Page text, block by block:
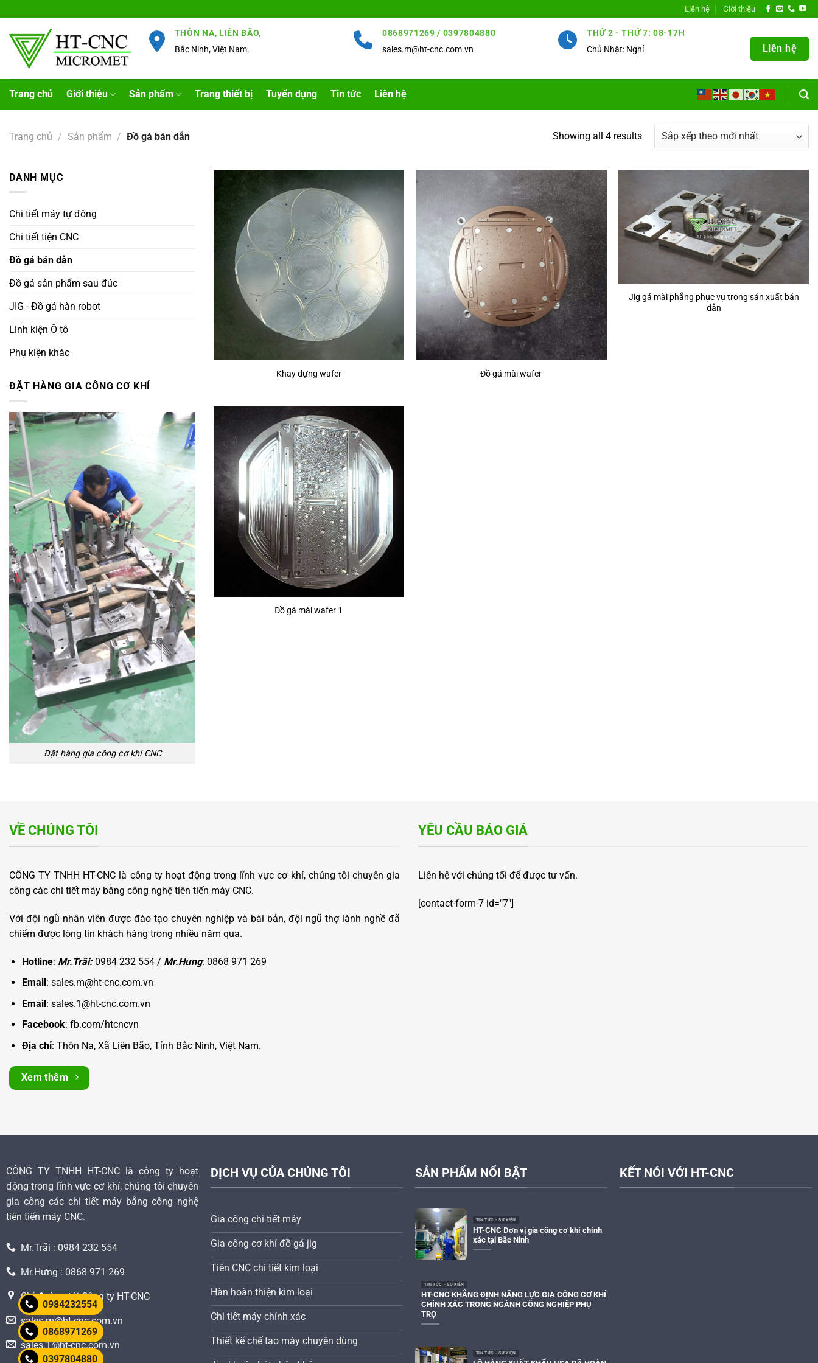
đến
nội
dung
Liên hệ Giới thiệu
THÔN NA, LIÊN BÃO,
Bắc Ninh, Việt Nam.
0868971269 / 0397804880
sales.m@ht-cnc.com.vn
THỨ 2 - THỨ 7: 08-17H
Chủ Nhật: Nghỉ Liên hệ
Trang chủ Giới thiệu Sản phẩm Trang thiết bị Tuyển dụng Tin tức Liên hệ
Trang chủ / Sản phẩm / Đồ gá bán dẫn Showing all 4 results
DANH MỤC
Chi tiết máy tự động
Chi tiết tiện CNC
Đồ gá bán dẫn
Đồ gá sản phẩm sau đúc
JIG - Đồ gá hàn robot
Linh kiện Ô tô
Phụ kiện khác
ĐẶT HÀNG GIA CÔNG CƠ KHÍ
Đặt hàng gia công cơ khí CNC
Khay đựng wafer Đồ gá mài wafer
Jig gá mài phẳng phục vụ trong sản xuất bán
dẫn
Đồ gá mài wafer 1
VỀ CHÚNG TÔI
CÔNG TY TNHH HT-CNC là công ty hoạt động trong lĩnh vực cơ khí, chúng tôi chuyên gia
công các chi tiết máy bằng công nghệ tiên tiến máy CNC.
Với đội ngũ nhân viên được đào tạo chuyên nghiệp và bài bản, đội ngũ thợ lành nghề đã
chiếm được lòng tin khách hàng trong nhiều năm qua.
Hotline: Mr.Trãi:0984 232 554 / Mr.Hưng: 0868 971 269
Email : sales.m@ht-cnc.com.vn
Email: sales.1@ht-cnc.com.vn
Facebook: fb.com/htcncvn
Địa chỉ: Thôn Na, Xã Liên Bão, Tỉnh Bắc Ninh, Việt Nam.
Xem thêm
YÊU CẦU BÁO GIÁ
Liên hệ với chúng tối để được tư vấn.
[contact-form-7 id="7"]
CÔNG TY TNHH HT-CNC là công ty hoạt
động trong lĩnh vực cơ khí, chúng tôi chuyên
gia công các chi tiết máy bằng công nghệ
tiên tiến máy CNC.
Mr.Trãi : 0984 232 554
Mr.Hưng : 0868 971 269
Chỉ đường tới Công ty HT-CNC
sales.m@ht-cnc.com.vn
sales.1@ht-cnc.com.vn
DỊCH VỤ CỦA CHÚNG TÔI
Gia công chi tiết máy
Gia công cơ khí đồ gá jig
Tiện CNC chi tiết kim loại
Hàn hoàn thiện kim loại
Chi tiết máy chính xác
Thiết kế chế tạo máy chuyên dùng
SẢN PHẨM NỔI BẬT
TIN TỨC - SỰ KIỆN
HT-CNC Đơn vị gia công cơ khí chính
xác tại Bắc Ninh
TIN TỨC - SỰ KIỆN
HT-CNC KHẲNG ĐỊNH NĂNG LỰC GIA CÔNG CƠ KHÍ
CHÍNH XÁC TRONG NGÀNH CÔNG NGHIỆP PHỤ
TRỢ
TIN TỨC - SỰ KIỆN
KẾT NÓI VỚI HT-CNC
0984232554
0868971269
0397804880